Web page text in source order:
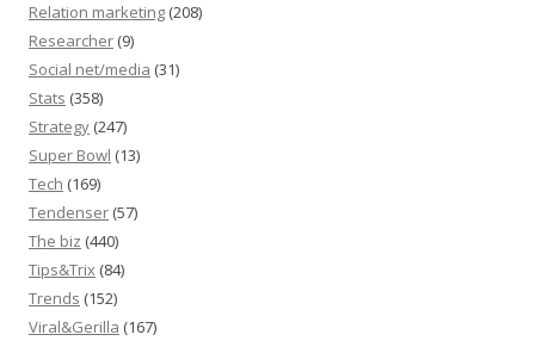
Relation marketing (208)
Researcher (9)
Social net/media (31)
Stats (358)
Strategy (247)
Super Bowl (13)
Tech (169)
Tendenser (57)
The biz (440)
Tips&Trix (84)
Trends (152)
Viral&Gerilla (167)